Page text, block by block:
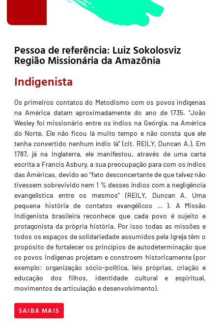
Pessoa de referência: Luiz Sokolosviz
Região Missionária da Amazônia
Indigenista
Os primeiros contatos do Metodismo com os povos indígenas
na América datam aproximadamen­te do ano de 1735. “João
Wesley foi missionário entre os índios na Geórgia, na América
do Norte. Ele não ficou lá muito tempo e não consta que ele
tenha convertido nenhum índio lá” (cit. REILY, Duncan A.). Em
1787, já na Inglaterra, ele manifes­tou, através de uma carta
escrita a Francis Asbury, a sua preocupação para com os índios
das Améri­cas, devido ao “fato desconcertante de que talvez não
tivessem sobrevivido nem 1 % desses índios com a negligência
evangelística entre os mesmos” (REILY, Duncan A. Uma
pequena história de conta­tos evangélicos … ). A Missão
Indigenista brasileira reconhece que cada povo é sujeito e
protagonista da própria história. Por isso todas as missões e
todos os espaços de solidarieda­de assumidos pela Igreja têm o
propósito de forta­lecer os princípios de autodeterminação que
os povos indígenas projetam e constroem historica­mente (por
exemplo: organização sócio-política, leis próprias, criação e
educação dos filhos, identidade cultural e espiritual,
movimentos de articulação e desenvolvimento).
SAIBA MAIS